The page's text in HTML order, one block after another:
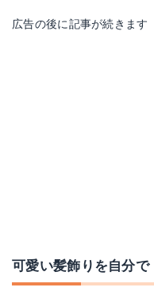
広告の後に記事が続きます
可愛い髪飾りを自分で